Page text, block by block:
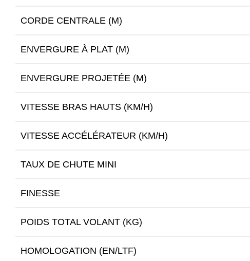
CORDE CENTRALE (M)
ENVERGURE À PLAT (M)
ENVERGURE PROJETÉE (M)
VITESSE BRAS HAUTS (KM/H)
VITESSE ACCÉLÉRATEUR (KM/H)
TAUX DE CHUTE MINI
FINESSE
POIDS TOTAL VOLANT (KG)
HOMOLOGATION (EN/LTF)